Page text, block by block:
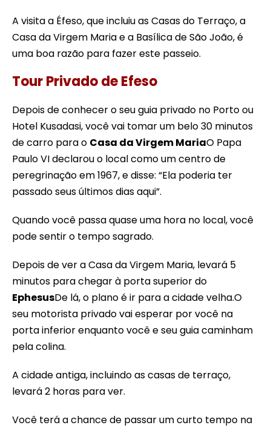
A visita a Éfeso, que incluiu as Casas do Terraço, a
Casa da Virgem Maria e a Basílica de São João, é
uma boa razão para fazer este passeio.
Tour Privado de Efeso
Depois de conhecer o seu guia privado no Porto ou
Hotel Kusadasi, você vai tomar um belo 30 minutos
de carro para o Casa da Virgem MariaO Papa
Paulo VI declarou o local como um centro de
peregrinação em 1967, e disse: “Ela poderia ter
passado seus últimos dias aqui”.
Quando você passa quase uma hora no local, você
pode sentir o tempo sagrado.
Depois de ver a Casa da Virgem Maria, levará 5
minutos para chegar à porta superior do
EphesusDe lá, o plano é ir para a cidade velha.O
seu motorista privado vai esperar por você na
porta inferior enquanto você e seu guia caminham
pela colina.
A cidade antiga, incluindo as casas de terraço,
levará 2 horas para ver.
Você terá a chance de passar um curto tempo na